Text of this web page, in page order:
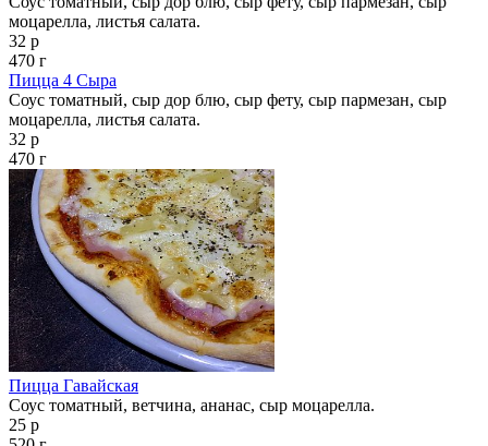
моцарелла, листья салата.
32 р
470 г
Пицца 4 Сыра
Соус томатный, сыр дор блю, сыр фету, сыр пармезан, сыр
моцарелла, листья салата.
32 р
470 г
Пицца Гавайская
Соус томатный, ветчина, ананас, сыр моцарелла.
25 р